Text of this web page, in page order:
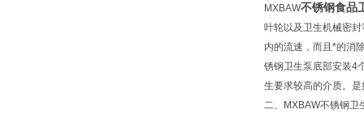
MXBAW不锈钢食品
叶轮以及卫生机械密
内的流速，而且*的消
锈钢卫生泵底部安装4
生要求较高的介质。
二、MXBAW不锈钢卫